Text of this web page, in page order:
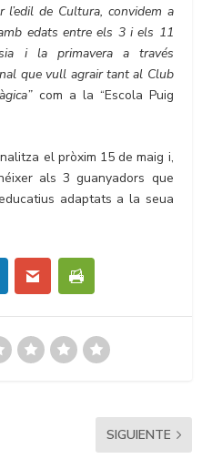
l’edil de Cultura, convidem a
edats entre els 3 i els 11
i la primavera a través
que vull agrair tant al Club
com a la “Escola Puig
el pròxim 15 de maig i,
als 3 guanyadors que
adaptats a la seua
SIGUIENTE